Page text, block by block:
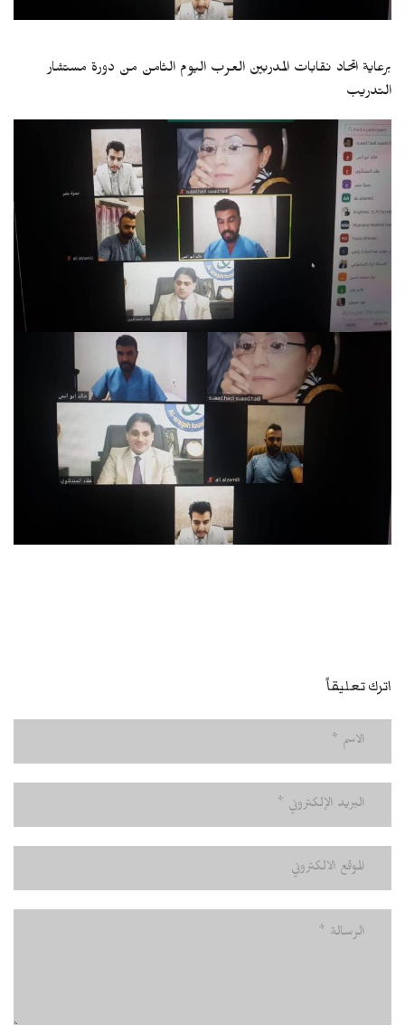
برعاية اتحاد نقابات المدربين العرب اليوم الثامن من دورة مستشار
التدريب
اترك تعليقاً